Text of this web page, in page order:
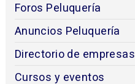
Foros Peluquería
Anuncios Peluquería
Directorio de empresas
Cursos y eventos